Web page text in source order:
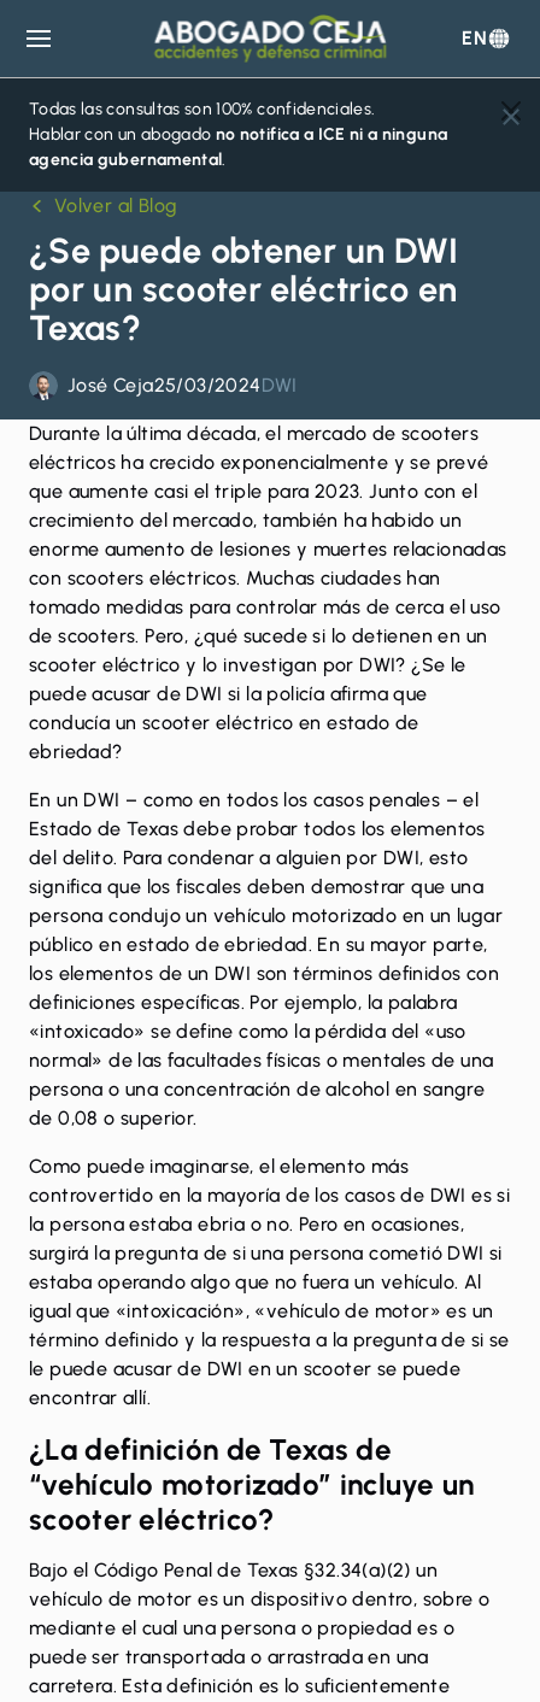
Abogado
Ceja
EN
Todas las consultas son 100% confidenciales.
Hablar con un abogado no notifica a ICE ni a ninguna
agencia gubernamental.
Volver al Blog
¿Se puede obtener un DWI
por un scooter eléctrico en
Texas?
José Ceja25/03/2024DWI
Durante la última década, el mercado de scooters
eléctricos ha crecido exponencialmente y se prevé
que aumente casi el triple para 2023. Junto con el
crecimiento del mercado, también ha habido un
enorme aumento de lesiones y muertes relacionadas
con scooters eléctricos. Muchas ciudades han
tomado medidas para controlar más de cerca el uso
de scooters. Pero, ¿qué sucede si lo detienen en un
scooter eléctrico y lo investigan por DWI? ¿Se le
puede acusar de DWI si la policía afirma que
conducía un scooter eléctrico en estado de
ebriedad?
En un DWI – como en todos los casos penales – el
Estado de Texas debe probar todos los elementos
del delito. Para condenar a alguien por DWI, esto
significa que los fiscales deben demostrar que una
persona condujo un vehículo motorizado en un lugar
público en estado de ebriedad. En su mayor parte,
los elementos de un DWI son términos definidos con
definiciones específicas. Por ejemplo, la palabra
«intoxicado» se define como la pérdida del «uso
normal» de las facultades físicas o mentales de una
persona o una concentración de alcohol en sangre
de 0,08 o superior.
Como puede imaginarse, el elemento más
controvertido en la mayoría de los casos de DWI es si
la persona estaba ebria o no. Pero en ocasiones,
surgirá la pregunta de si una persona cometió DWI si
estaba operando algo que no fuera un vehículo. Al
igual que «intoxicación», «vehículo de motor» es un
término definido y la respuesta a la pregunta de si se
le puede acusar de DWI en un scooter se puede
encontrar allí.
¿La definición de Texas de
“vehículo motorizado” incluye un
scooter eléctrico?
Bajo elCódigo Penal de Texas §32.34(a)(2) un
vehículo de motor es un dispositivo dentro, sobre o
mediante el cual una persona o propiedad es o
puede ser transportada o arrastrada en una
carretera. Esta definición es lo suficientemente